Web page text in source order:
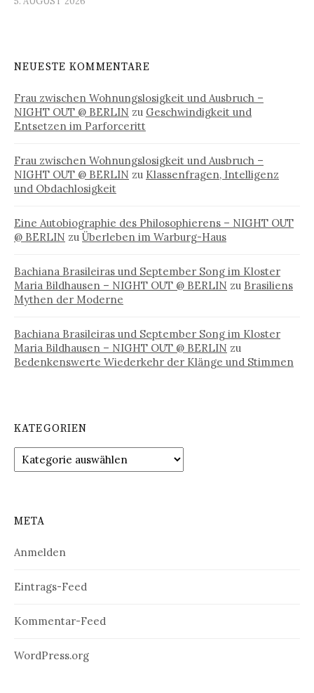
NEUESTE KOMMENTARE
Frau zwischen Wohnungslosigkeit und Ausbruch –
NIGHT OUT @ BERLIN zu Geschwindigkeit und
Entsetzen im Parforceritt
Frau zwischen Wohnungslosigkeit und Ausbruch –
NIGHT OUT @ BERLIN zu Klassenfragen, Intelligenz
und Obdachlosigkeit
Eine Autobiographie des Philosophierens – NIGHT OUT
@ BERLIN zu Überleben im Warburg-Haus
Bachiana Brasileiras und September Song im Kloster
Maria Bildhausen – NIGHT OUT @ BERLIN zu Brasiliens
Mythen der Moderne
Bachiana Brasileiras und September Song im Kloster
Maria Bildhausen – NIGHT OUT @ BERLIN zu
Bedenkenswerte Wiederkehr der Klänge und Stimmen
KATEGORIEN
Kategorien
META
Anmelden
Eintrags-Feed
Kommentar-Feed
WordPress.org